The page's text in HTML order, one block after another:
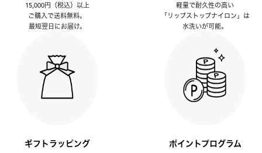
15,000円（税込）以上
ご購入で送料無料。
最短翌日にお届け。
軽量で耐久性の高い
「リップストップナイロン」は
水洗いが可能。
ギフトラッピング ポイントプログラム